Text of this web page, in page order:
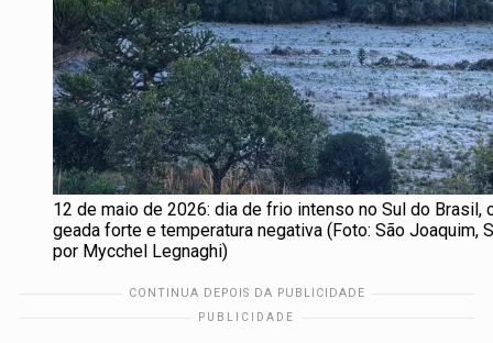
12 de maio de 2026: dia de frio intenso no Sul do Brasil,
geada forte e temperatura negativa (Foto: São Joaquim,
por Mycchel Legnaghi)